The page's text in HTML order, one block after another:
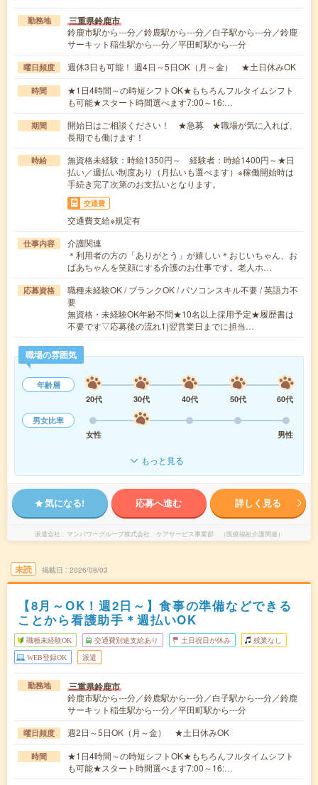
勤務地 三重県鈴鹿市
鈴鹿市駅から---分／鈴鹿駅から---分／白子駅から---分／鈴鹿
サーキット稲生駅から---分／平田町駅から---分
曜日頻度 週休3日も可能！ 週4日～5日OK（月～金） ★土日休みOK
時間
★1日4時間～の時短シフトOK★もちろんフルタイムシフト
も可能★スタート時間選べます7:00～16:…
期間
開始日はご相談ください！ ★急募 ★職場が気に入れば、
長期でも働けます！
時給
無資格未経験：時給1350円～ 経験者：時給1400円～★日
払い／週払い制度あり（月払いも選べます）※稼働開始時は
手続き完了次第のお支払いとなります。
交通費
交通費支給※規定有
仕事内容
介護関連
＊利用者の方の「ありがとう」が嬉しい＊おじいちゃん、お
ばあちゃんを笑顔にする介護のお仕事です。老人ホ…
応募資格
職種未経験OK / ブランクOK / パソコンスキル不要 / 英語力不
要
無資格・未経験OK年齢不問★10名以上採用予定★履歴書は
不要です▽応募後の流れ1)翌営業日までに担当…
職場の雰囲気
年齢層
20代
30代 40代 50代
60代
男女比率
女性
男性
もっと見る
気になる! 応募へ進む 詳しく見る
派遣会社 マンパワーグループ株式会社 ケアサービス事業部 （医療福祉介護関連）
未読 掲載日 2026/08/03
【8月～OK！週2日～】食事の準備などできる
ことから看護助手＊週払いOK
職種未経験OK 交通費別途支給あり 土日祝日が休み 残業なし
WEB登録OK 派遣
勤務地 三重県鈴鹿市
鈴鹿市駅から---分／鈴鹿駅から---分／白子駅から---分／鈴鹿
サーキット稲生駅から---分／平田町駅から---分
曜日頻度 週2日～5日OK（月～金） ★土日休みOK
時間
★1日4時間～の時短シフトOK★もちろんフルタイムシフト
も可能★スタート時間選べます7:00～16:…